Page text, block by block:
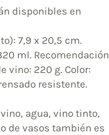
disponibles en
7,9 x 20,5 cm.
ml. Recomendación
vino: 220 g. Color:
resistente.
agua, vino tinto,
de vasos también es